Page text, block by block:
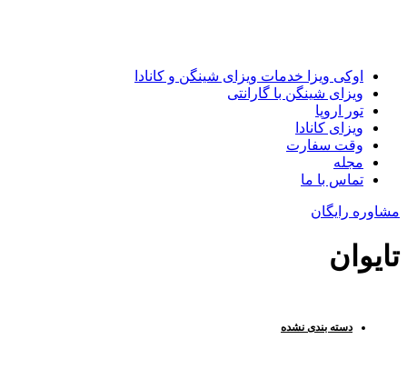
اوکی ویزا خدمات ویزای شینگن و کانادا
ویزای شینگن با گارانتی
تور اروپا
ویزای کانادا
وقت سفارت
مجله
تماس با ما
مشاوره رایگان
تایوان
دسته‌ بندی نشده